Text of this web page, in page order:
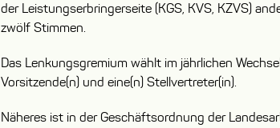
der Leistungs­erbringerseite (KGS, KVS, KZVS)
zwölf Stimmen.
Das Lenkungs­gremium wählt im jährlichen
Vorsitzende(n) und eine(n) Stellvertreter(in).
Näheres ist in der Geschäfts­ordnung der